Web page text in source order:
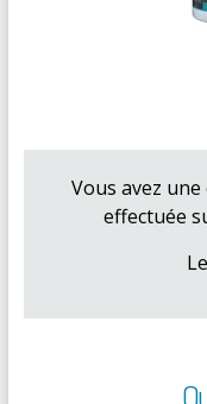
Vous avez
effectuée
Le